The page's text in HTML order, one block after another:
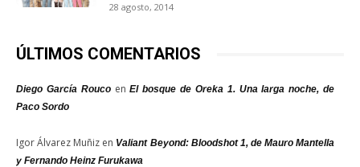
28 agosto, 2014
ÚLTIMOS COMENTARIOS
Diego García RoucoenEl bosque de Oreka 1. Una larga noche, de
Paco Sordo
Igor Álvarez Muñiz en Valiant Beyond: Bloodshot 1, de Mauro Mantella
y Fernando Heinz Furukawa